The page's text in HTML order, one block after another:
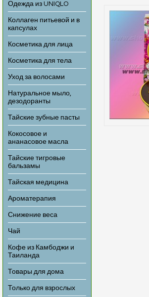
Одежда из UNIQLO
Коллаген питьевой и в
капсулах
Косметика для лица
Косметика для тела
Уход за волосами
Натуральное мыло,
дезодоранты
Тайские зубные пасты
Кокосовое и
ананасовое масла
Тайские тигровые
бальзамы
Тайская медицина
Ароматерапия
Снижение веса
Чай
Кофе из Камбоджи и
Таиланда
Товары для дома
Только для взрослых